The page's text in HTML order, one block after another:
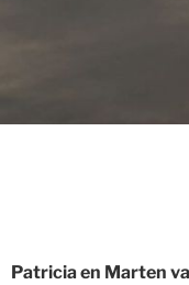
Patricia en Marten